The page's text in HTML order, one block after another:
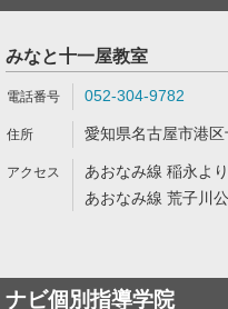
みなと十一屋教室
052-304-9782
愛知県名古屋市港
あおなみ線 稲永よ
あおなみ線 荒子川
ナビ個別指導学院